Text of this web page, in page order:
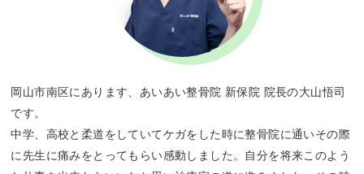
岡山市南区にあります、あいあい整骨院 新保院 院長の大山悟司
です。
中学、高校と柔道をしていてケガをした時に整骨院に通いその際
に先生に痛みをとってもらい感動しました。自分を将来このよう